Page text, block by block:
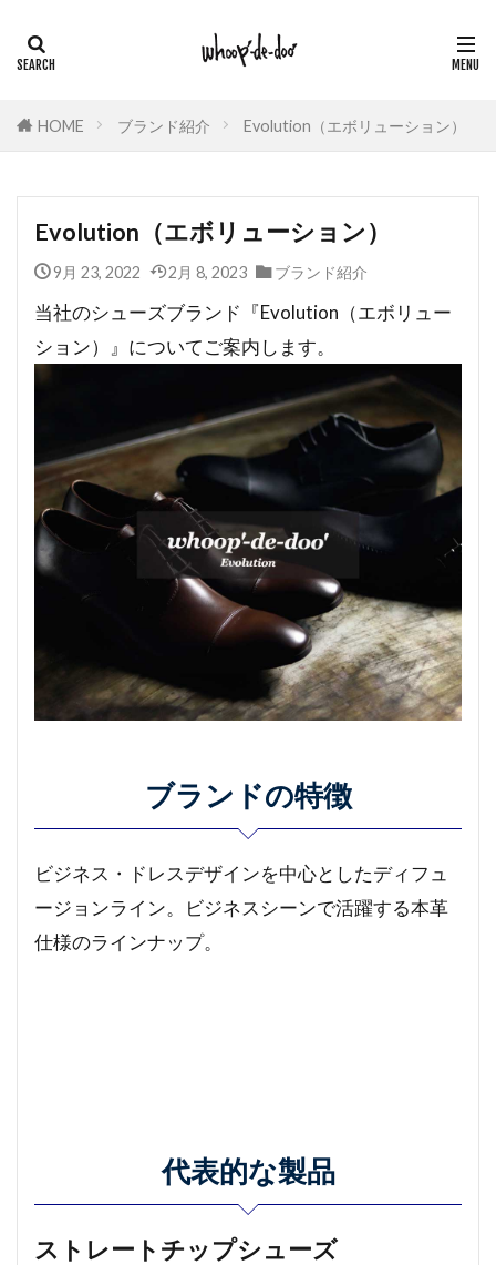
HOME ブランド紹介 Evolution（エボリューション）
Evolution（エボリューション）
9月 23, 2022 2月 8, 2023 ブランド紹介
当社のシューズブランド『Evolution（エボリュー
ション）』についてご案内します。
ブランドの特徴
ビジネス・ドレスデザインを中心としたディフュ
ージョンライン。ビジネスシーンで活躍する本革
仕様のラインナップ。
代表的な製品
ストレートチップシューズ